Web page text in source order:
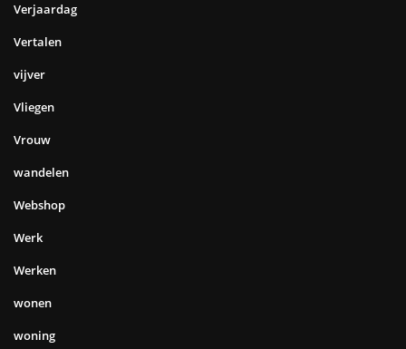
Verjaardag
Vertalen
vijver
Vliegen
Vrouw
wandelen
Webshop
Werk
Werken
wonen
woning